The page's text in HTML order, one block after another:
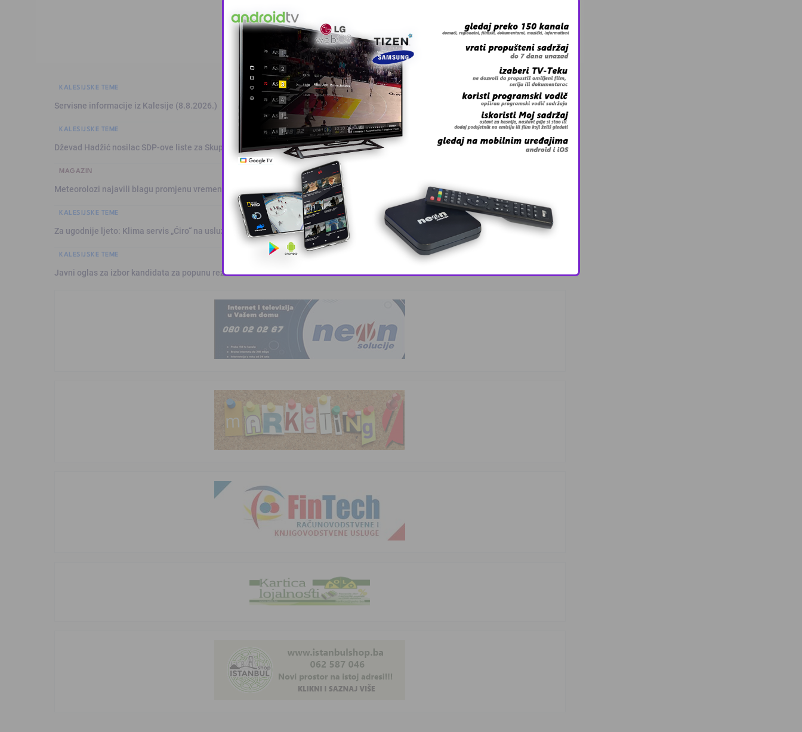
KALESIJSKE TEME
Servisne informacije iz Kalesije (8.8.2026.)
KALESIJSKE TEME
Dževad Hadžić nosilac SDP-ove liste za Skupštinu Tuzlanskog kanton …
MAGAZIN
Meteorolozi najavili blagu promjenu vremena: Sutra pljuskovi i grmljav …
KALESIJSKE TEME
Za ugodnije ljeto: Klima servis „Ćiro“ na usluzi građanima
KALESIJSKE TEME
Javni oglas za izbor kandidata za popunu rezervne liste kvalifikovanih …